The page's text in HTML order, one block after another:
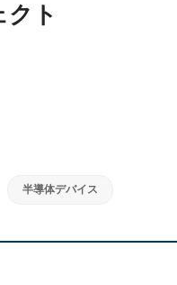
ト
半導体デバイス